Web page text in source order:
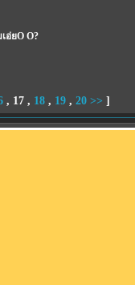
อ่ยO O?
, 17, 18, 19, 20 >> ]